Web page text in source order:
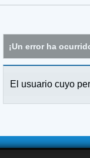
¡Un error ha
El usuario cuyo